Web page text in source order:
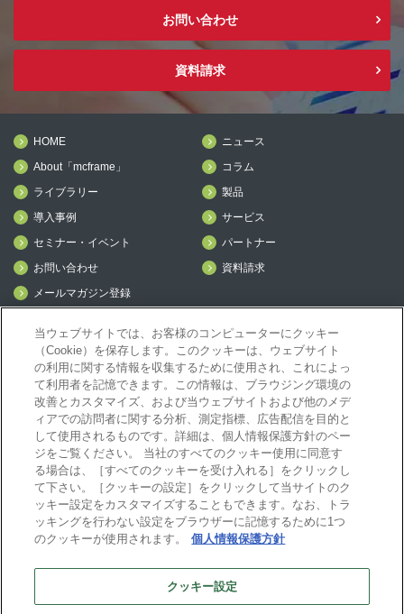
お問い合わせ
資料請求
HOME
ニュース
About「mcframe」
コラム
ライブラリー
製品
導入事例
サービス
セミナー・イベント
パートナー
お問い合わせ
資料請求
メールマガジン登録
mcframeナビ（ユーザ登録者）
mcframeユーザ会サイト（MCUG会員専用）
ID発行をご希望の方はこちら
パートナー専用サイト
mcframe GAパートナー専用サイト
MIJS
B-EN-Gについて
ビジネスエンジニアリング株式会社
当ウェブサイトでは、お客様のコンピューターにクッキー
（Cookie）を保存します。このクッキーは、ウェブサイト
の利用に関する情報を収集するために使用され、これによっ
て利用者を記憶できます。この情報は、ブラウジング環境の
改善とカスタマイズ、および当ウェブサイトおよび他のメデ
ィアでの訪問者に関する分析、測定指標、広告配信を目的と
して使用されるものです。詳細は、個人情報保護方針のペー
ジをご覧ください。 当社のすべてのクッキー使用に同意す
る場合は、［すべてのクッキーを受け入れる］をクリックし
て下さい。［クッキーの設定］をクリックして当サイトのク
ッキー設定をカスタマイズすることもできます。なお、トラ
ッキングを行わない設定をブラウザーに記憶するために1つ
のクッキーが使用されます。
個人情報保護方針
クッキー設定